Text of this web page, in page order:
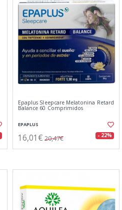
Epaplus Sleepcare Melatonina Retard
Balance 60 Comprimidos
EPAPLUS
16,01€ 20,47€ - 22%